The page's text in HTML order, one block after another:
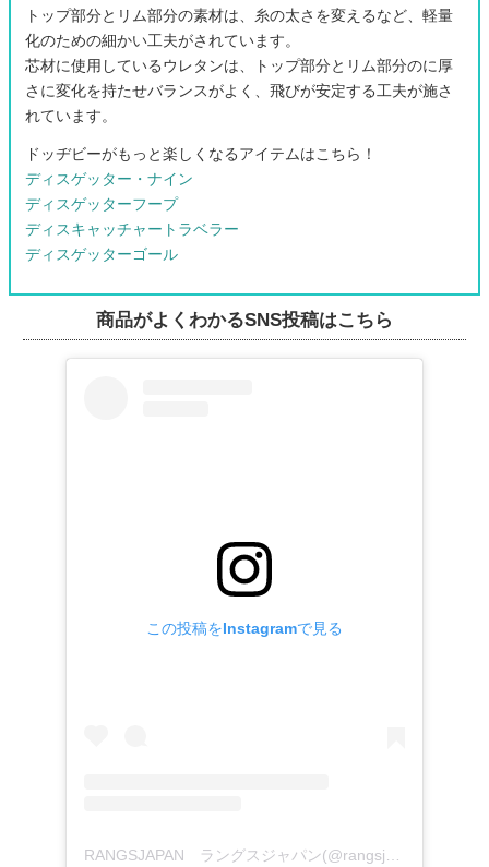
トップ部分とリム部分の素材は、糸の太さを変えるなど、軽量
化のための細かい工夫がされています。
芯材に使用しているウレタンは、トップ部分とリム部分のに厚
さに変化を持たせバランスがよく、飛びが安定する工夫が施さ
れています。
ドッヂビーがもっと楽しくなるアイテムはこちら！
ディスゲッター・ナイン
ディスゲッターフープ
ディスキャッチャートラベラー
ディスゲッターゴール
商品がよくわかるSNS投稿はこちら
この投稿をInstagramで見る